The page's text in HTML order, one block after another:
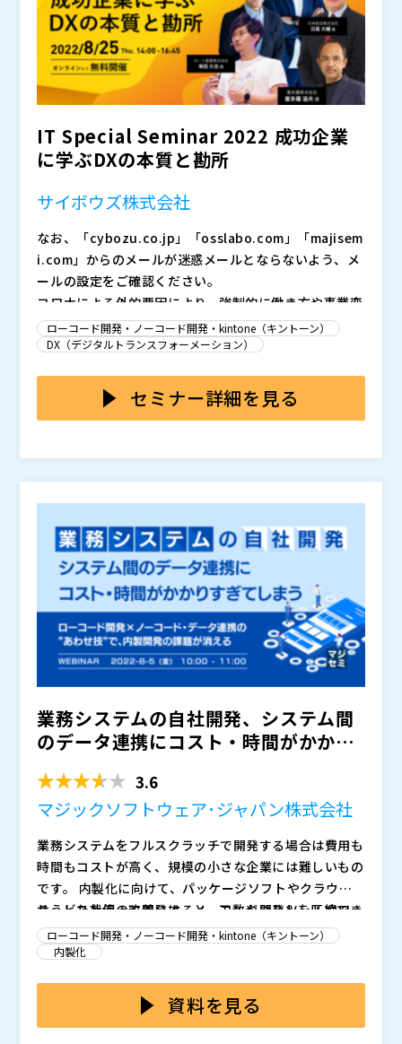
ます。 ・ エクセルでの顧客管理から脱却したい ・
業務アプリを使ってみたい ・ 何から手を付ければ良
いかイメージできていない ・ コストは極力抑えたい
・ ノーコードで本当に業務アプリが作れるのか？疑問
を持っている このようなお悩みをお持ちの方は、是非
IT Special Seminar 2022 成功企業
に学ぶDXの本質と勘所
サイボウズ株式会社
なお、「cybozu.co.jp」「osslabo.com」「majisem
i.com」からのメールが迷惑メールとならないよう、メ
ールの設定をご確認ください。
コロナによる外的要因により、強制的に働き方や事業変
革の必要性が増したことで、DXが加速した企業も多い
のではないでしょうか。しかし、実態は単なるツールの
あまり感じられない、ということはありませんか？
る日本では、従来型の考え方を変えて、現場が主体的に
ツールを活用しながら業務を改善していくことが求めら
ると同時に、変化に迅速に対応できる組織づくりや、各
社が実際に取り組んで気づいたDXの本質についてご紹
介いたします。
っている、あるいは、DXを推進し始めたけれど行き詰
まりを感じている。そのような悩みを抱えている企業に
向けて、日清食品グループ初のCIOとしてDXを牽引して
きた喜多羅滋夫氏をお招きし、自身の成功・失敗体験を
交えながらDX推進の勘所について、サイボウズ代表取
締役社長との対談形式でお話しいたします。
喜多羅株式会社 Chief Evangelist
P&Gとフィリップモリスにて20年余りIT部門に従事し
た後、2013年に日清食品グループ初のCIO（最高情報
責任者）として入社。グローバル化と標準化を軸に、グ
ループの情報基盤改革の指揮を執る。2018年経済産業
大臣賞受賞、2020年DX銘柄選定。2021年4月から喜多
羅株式会社Chief Evangelist として、ITとイノベーシ
ョンによる事業変革支援に取り組んでいる。
サイボウズ株式会社 代表取締役社長
1997年8月愛媛県松山市でサイボウズを設立。2005年4
月代表取締役社長に就任（現任）。 また2011年から事
業のクラウド化を進め、2020年にクラウド事業の売上
が全体の75％を超えるまで成長。総務省、厚労省、経
産省、内閣府、内閣官房の働き方変革プロジェクトの外
部アドバイザーを歴任し、SAJ（一般社団法人ソフトウ
ェア協会）副会長を務める。
年間約４千万人の空の移動を支えるJALグループが、約
2年前にkintoneを導入し、大規模な全社システムでは
対応しきれない各部門のスモールニーズの改善を目指し
はじめました。本セッションでは、日本航空株式会社
IT運営企画部 日髙様に、kintone導入のコンセプト
や、ユーザーによるアプリ開発を支える仕組み作りにつ
いて、IT部門の立場からお話しいただきます。
日本航空株式会社 IT企画本部IT運営企画部技術戦略グ
ループ アシスタントマネジャー
2005年、大手鉄道会社に入社し、鉄道信号システムの
保守・設計、情報システム企画・開発、海外鉄道事業に
従事。2019年、日本航空に入社し、IT新技術調査やPa
aS利用プロジェクト支援を担当。kintoneのJALグルー
プ内展開を通じてエンドユーザーコンピューティングを
本セッションでは、非エンジニアで事業部門出身のエ
ン・ジャパン株式会社 高橋様に、DX推進をする中
を構想し、IT人材を採用・育成したかをお話いただきま
す。IT人材不足に悩む企業や新しいツールを導入したも
のの、現場での活用や定着に課題を抱えている企業の方
エン・ジャパン株式会社 事業推進統括部 事業管理部／
2006年、エン・ジャパンに新卒入社。求人広告のコピ
ローコード開発・ノーコード開発・kintone（キントーン）
DX（デジタルトランスフォーメーション）
セミナー詳細を見る
業務システムの自社開発、システム間
のデータ連携にコスト・時間がかかり
3.6
マジックソフトウェア･ジャパン株式会社
業務システムをフルスクラッチで開発する場合は費用も
時間もコストが高く、規模の小さな企業には難しいもの
です。 内製化に向けて、パッケージソフトやクラウド
サービスを使って開発すると、工数やコストを圧縮でき
ますが、機能面で不足が生じます。 ちょっとした改修
も、SIerに依頼すると工数やコストがどうしてもかかる
ます。 手軽に自社でアドオン開発を行うにはどのよう
にすべきなのでしょうか？
こうした状況の改善には、ノーコード開発ツールやロー
コード開発ツールが効果的です。 コーディング知識の
ない現場の担当者でも、簡単な修正を内製したい、パッ
りたい、という要望が満たせます。 ただしノーコード
開発ツールの場合、シンプルな業務システム開発には対
のデータ連携がうまくいかない、データの同期・反映に
時間がかかるという課題も出てきます。 システム間の
ローコード開発・ノーコード開発・kintone（キントーン）
内製化
資料を見る